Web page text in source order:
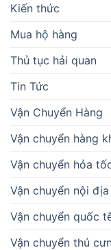
Kiến thức
Mua hộ hàng
Thủ tục hải quan
Tin Tức
Vận Chuyển Hàng
Vận chuyển hàng
Vận chuyển hỏa
Vận chuyển nội địa
Vận chuyển quốc
Vận chuyển thú